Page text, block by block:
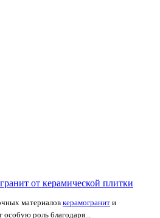
от керамической плитки
материалов керамогранит и
роль благодаря...